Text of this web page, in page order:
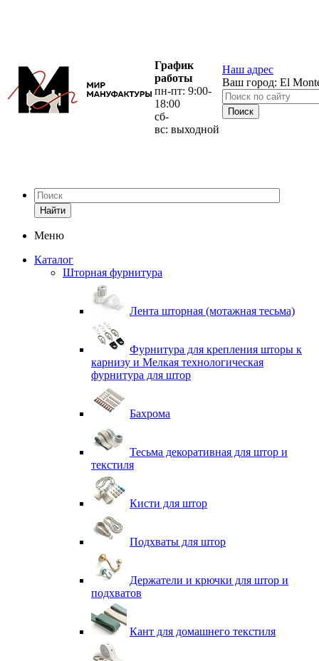
График
работы
пн-пт: 9:00-
18:00
сб-
вс: выходной
Наш адрес
Ваш город: El
Найти
Меню
Каталог
Шторная фурнитура
Лента шторная (мотажная тесьма)
Фурнитура для крепления шторы к
карнизу и Мелкая технологическая
фурнитура для штор
Бахрома
Тесьма декоративная для штор и
текстиля
Кисти для штор
Подхваты для штор
Держатели и крючки для штор и
подхватов
Кант для домашнего текстиля